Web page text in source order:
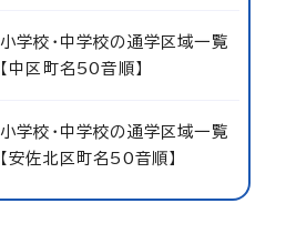
小学校・中学校の通学区域一覧
【中区町名50音順】
小学校・中学校の通学区域一覧
【安佐北区町名50音順】